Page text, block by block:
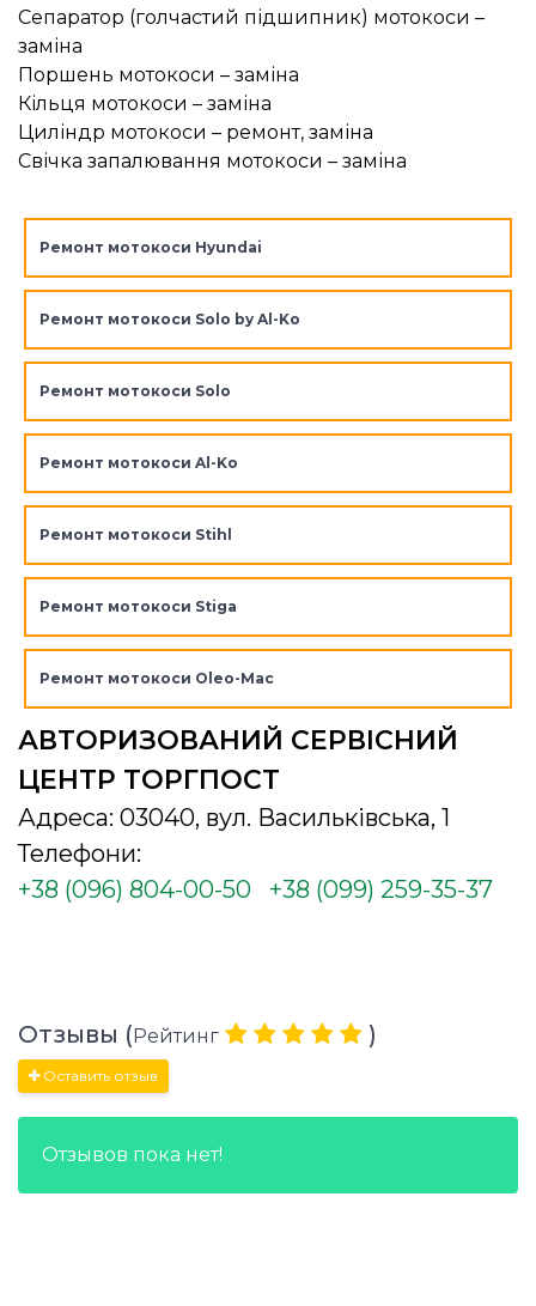
Сепаратор (голчастий підшипник) мотокоси –
заміна
Поршень мотокоси – заміна
Кільця мотокоси – заміна
Циліндр мотокоси – ремонт, заміна
Свічка запалювання мотокоси – заміна
Ремонт мотокоси Hyundai
Ремонт мотокоси Solo by Al-Ko
Ремонт мотокоси Solo
Ремонт мотокоси Al-Ko
Ремонт мотокоси Stihl
Ремонт мотокоси Stiga
Ремонт мотокоси Oleo-Mac
АВТОРИЗОВАНИЙ СЕРВІСНИЙ
ЦЕНТР ТОРГПОСТ
Адреса: 03040, вул. Васильківська, 1
Телефони:
+38 (096) 804-00-50
+38 (099) 259-35-37
Отзывы (Рейтинг )
Оставить отзыв
Отзывов пока нет!